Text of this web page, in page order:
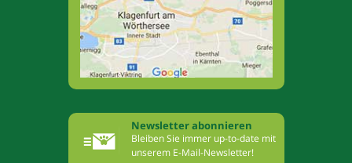
Newsletter abonnieren
Bleiben Sie immer up-to-date mit
unserem E-Mail-Newsletter!